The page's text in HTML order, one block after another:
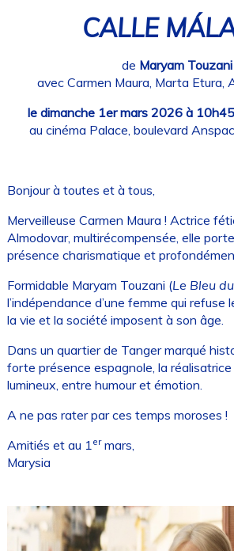
CALLE
de Maryam Touzani
avec Carmen Maura, Marta Etura,
le dimanche 1er mars 2026 à 10h45
au cinéma Palace, boulevard
Bonjour à toutes et à tous,
Merveilleuse Carmen Maura ! Actrice
Almodovar, multirécompensée, elle
présence charismatique et
Formidable Maryam Touzani (Le Bleu
l’indépendance d’une femme qui refuse
la vie et la société imposent à son âge.
Dans un quartier de Tanger marqué
forte présence espagnole, la réalisatrice
lumineux, entre humour et émotion.
A ne pas rater par ces temps moroses !
Amitiés et au 1ermars,
Marysia